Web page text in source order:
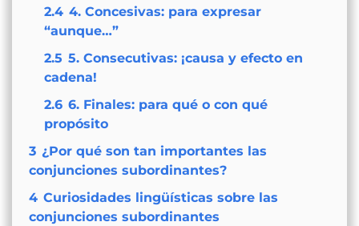
2.4 4. Concesivas: para expresar
“aunque…”
2.5 5. Consecutivas: ¡causa y efecto en
cadena!
2.6 6. Finales: para qué o con qué
propósito
3 ¿Por qué son tan importantes las
conjunciones subordinantes?
4 Curiosidades lingüísticas sobre las
conjunciones subordinantes